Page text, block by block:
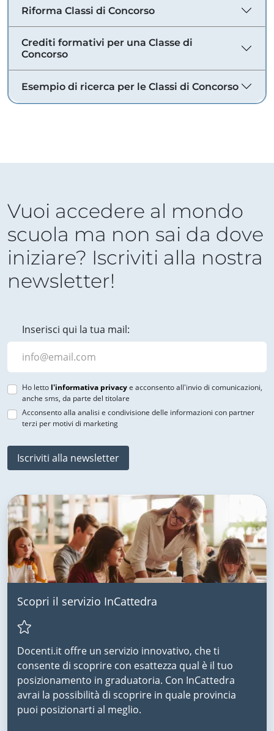
Riforma Classi di Concorso
Crediti formativi per una Classe di
Concorso
Esempio di ricerca per le Classi di Concorso
Vuoi accedere al mondo
scuola ma non sai da dove
iniziare? Iscriviti alla nostra
newsletter!
Inserisci qui la tua mail:
Ho letto l'informativa privacye acconsento all'invio di comunicazioni,
anche sms, da parte del titolare
Acconsento alla analisi e condivisione delle informazioni con partner
terzi per motivi di marketing
Iscriviti alla newsletter
Scopri il servizio InCattedra
Docenti.it offre un servizio innovativo, che ti
consente di scoprire con esattezza qual è il tuo
posizionamento in graduatoria. Con InCattedra
avrai la possibilità di scoprire in quale provincia
puoi posizionarti al meglio.